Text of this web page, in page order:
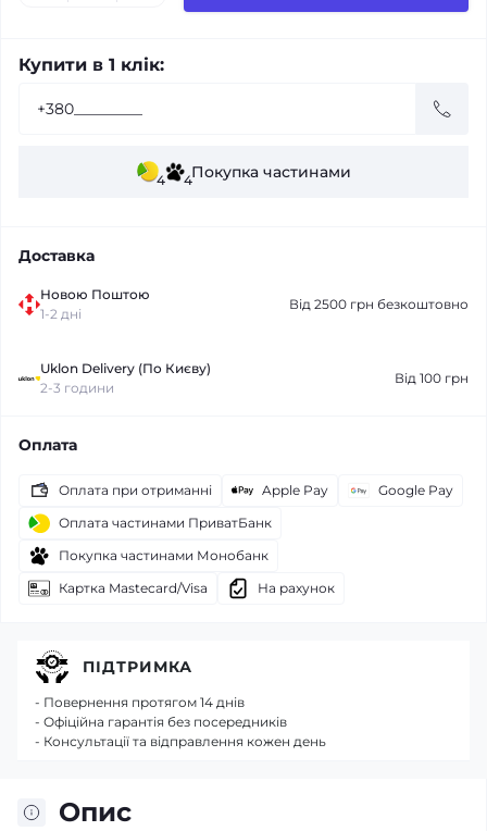
Купити в 1 клік:
4 4Покупка частинами
Доставка
Новою Поштою
1-2 дні
Від 2500 грн безкоштовно
Uklon Delivery (По Києву)
2-3 години
Від 100 грн
Оплата
Оплата при отриманні Apple Pay
Google Pay
Оплата частинами ПриватБанк
Покупка частинами Монобанк
Картка Mastecard/Visa
На рахунок
Опис
ПІДТРИМКА
- Повернення протягом 14 днів
- Офіційна гарантія без посередників
- Консультації та відправлення кожен день